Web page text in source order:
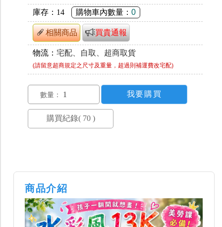
庫存： 14 購物車內數量： 0
相關商品 買貴通報
物流： 宅配、自取、超商取貨
(請留意超商規定之尺寸及重量，超過則補運費改宅配)
數量：
商品介紹